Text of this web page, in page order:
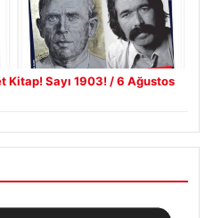
Kitap! Sayı 1903! / 6 Ağustos